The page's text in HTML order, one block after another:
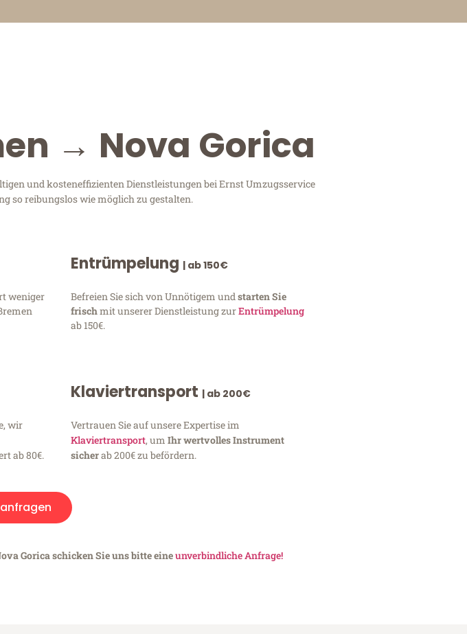
→ Nova Gorica
und kosteneffizienten Dienstleistungen bei Ernst Umzugsservice
so reibungslos wie möglich zu gestalten.
weniger
Entrümpelung | ab 150€
Befreien Sie sich von Unnötigem und starten Sie
frischmit unserer Dienstleistung zurEntrümpelung
ab 150€.
wir
ab 80€.
Klaviertransport | ab 200€
Vertrauen Sie auf unsere Expertise im
Klaviertransport, um Ihr wertvolles Instrument
sicherab 200€ zu befördern.
anfragen
Gorica schicken Sie uns bitte eineunverbindliche Anfrage!